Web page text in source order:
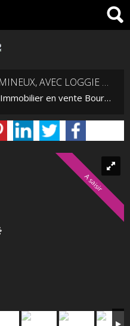
A SAISIR. BEL F4 ULTRA LUMINEUX, AVEC LOGGIE ET GARAGE FERMÉ
Immobilier en vente Bourgoin-Jallieu
A saisir